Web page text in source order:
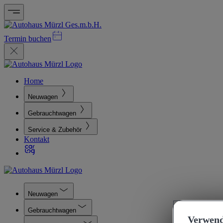
Termin buchen
Home
Neuwagen
Gebrauchtwagen
Service & Zubehör
Kontakt
Neuwagen
Gebrauchtwagen